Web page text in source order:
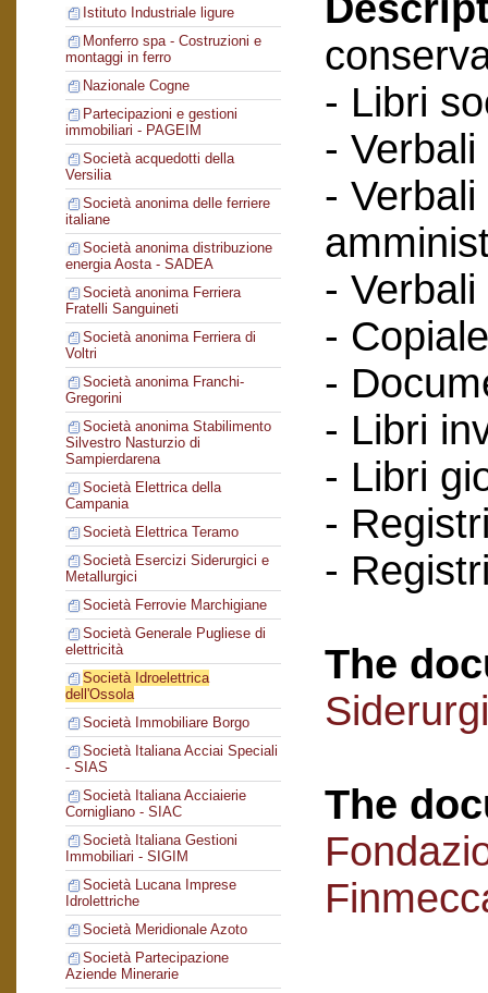
Istituto Industriale ligure
Monferro spa - Costruzioni e
montaggi in ferro
Nazionale Cogne
Partecipazioni e gestioni
immobiliari - PAGEIM
Società acquedotti della
Versilia
Società anonima delle ferriere
italiane
Società anonima distribuzione
energia Aosta - SADEA
Società anonima Ferriera
Fratelli Sanguineti
Società anonima Ferriera di
Voltri
Società anonima Franchi-
Gregorini
Società anonima Stabilimento
Silvestro Nasturzio di
Sampierdarena
Società Elettrica della
Campania
Società Elettrica Teramo
Società Esercizi Siderurgici e
Metallurgici
Società Ferrovie Marchigiane
Società Generale Pugliese di
elettricità
Società Idroelettrica
dell'Ossola
Società Immobiliare Borgo
Società Italiana Acciai Speciali
- SIAS
Società Italiana Acciaierie
Cornigliano - SIAC
Società Italiana Gestioni
Immobiliari - SIGIM
Società Lucana Imprese
Idrolettriche
Società Meridionale Azoto
Società Partecipazione
Aziende Minerarie
- Libri
-
-
-
-
-
- Libri
- Libri
-
-
The
The